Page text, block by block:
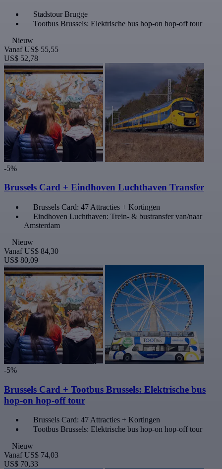
Stadstour Brugge
Tootbus Brussels: Elektrische bus hop-on hop-off tour
Nieuw
Vanaf US$ 55,55
US$ 52,78
-5%
Brussels Card + Eindhoven Luchthaven Transfer
Brussels Card: 47 Attracties + Kortingen
Eindhoven Luchthaven: Trein- & bustransfer van/naar
Amsterdam
Nieuw
Vanaf US$ 84,30
US$ 80,09
-5%
Brussels Card + Tootbus Brussels: Elektrische bus
hop-on hop-off tour
Brussels Card: 47 Attracties + Kortingen
Tootbus Brussels: Elektrische bus hop-on hop-off tour
Nieuw
Vanaf US$ 74,03
US$ 70,33